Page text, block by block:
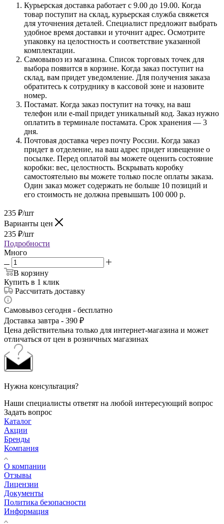
Курьерская доставка работает с 9.00 до 19.00. Когда
товар поступит на склад, курьерская служба свяжется
для уточнения деталей. Специалист предложит выбрать
удобное время доставки и уточнит адрес. Осмотрите
упаковку на целостность и соответствие указанной
комплектации.
Самовывоз из магазина. Список торговых точек для
выбора появится в корзине. Когда заказ поступит на
склад, вам придет уведомление. Для получения заказа
обратитесь к сотруднику в кассовой зоне и назовите
номер.
Постамат. Когда заказ поступит на точку, на ваш
телефон или e-mail придет уникальный код. Заказ нужно
оплатить в терминале постамата. Срок хранения — 3
дня.
Почтовая доставка через почту России. Когда заказ
придет в отделение, на ваш адрес придет извещение о
посылке. Перед оплатой вы можете оценить состояние
коробки: вес, целостность. Вскрывать коробку
самостоятельно вы можете только после оплаты заказа.
Один заказ может содержать не больше 10 позиций и
его стоимость не должна превышать 100 000 р.
235 ₽/шт
Варианты цен
235 ₽/шт
Подробности
Много
В корзину
Купить в 1 клик
Рассчитать доставку
Самовывоз сегодня - бесплатно
Доставка завтра - 390 ₽
Цена действительна только для интернет-магазина и может
отличаться от цен в розничных магазинах
Нужна консультация?
Наши специалисты ответят на любой интересующий вопрос
Задать вопрос
Каталог
Акции
Бренды
Компания
О компании
Отзывы
Лицензии
Документы
Политика безопасности
Информация